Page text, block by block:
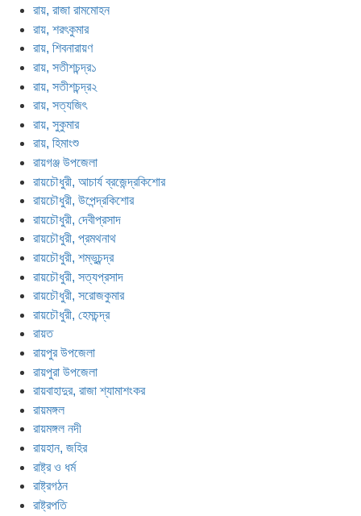
রায়, রাজা রামমোহন
রায়, শরৎকুমার
রায়, শিবনারায়ণ
রায়, সতীশচন্দ্র১
রায়, সতীশচন্দ্র২
রায়, সত্যজিৎ
রায়, সুকুমার
রায়, হিমাংশু
রায়গঞ্জ উপজেলা
রায়চৌধুরী, আচার্য ব্রজেন্দ্রকিশোর
রায়চৌধুরী, উপেন্দ্রকিশোর
রায়চৌধুরী, দেবীপ্রসাদ
রায়চৌধুরী, প্রমথনাথ
রায়চৌধুরী, শম্ভুচন্দ্র
রায়চৌধুরী, সত্যপ্রসাদ
রায়চৌধুরী, সরোজকুমার
রায়চৌধুরী, হেমচন্দ্র
রায়ত
রায়পুর উপজেলা
রায়পুরা উপজেলা
রায়বাহাদুর, রাজা শ্যামাশংকর
রায়মঙ্গল
রায়মঙ্গল নদী
রায়হান, জহির
রাষ্ট্র ও ধর্ম
রাষ্ট্রগঠন
রাষ্ট্রপতি